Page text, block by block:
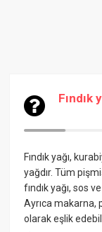
Fındık
Fındık yağı,
yağdır. Tüm
fındık yağı, sos
Ayrıca
olarak eşlik